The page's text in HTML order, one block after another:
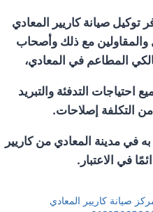
توكيل صيانة كاريير المعادي
والمقاولين مع ذلك وأصحاب
المطاعم في المعادي،
التدفئة والتبريد
من التكلفة إصلاحات.
به في مدينة المعادي من كاريير
في الاعتبار.
صيانة كاريير المعادي